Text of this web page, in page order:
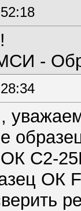
-
С2-
ОК